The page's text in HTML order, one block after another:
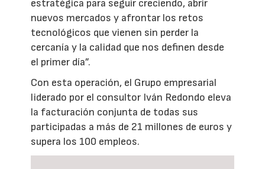
estratégica para seguir creciendo, abrir
nuevos mercados y afrontar los retos
tecnológicos que vienen sin perder la
cercanía y la calidad que nos definen desde
el primer día”.
Con esta operación, el Grupo empresarial
liderado por el consultor Iván Redondo eleva
la facturación conjunta de todas sus
participadas a más de 21 millones de euros y
supera los 100 empleos.